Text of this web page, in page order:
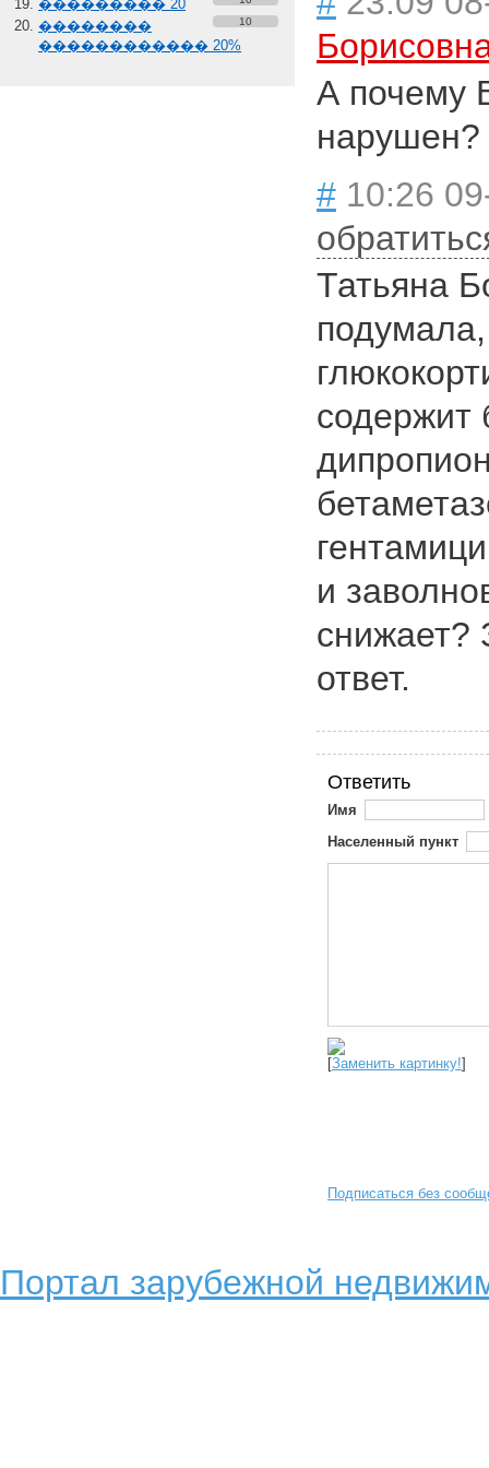
��������� 20
��������
������������ 20%
10
А почему
нарушен?
# 10:26
Татьяна
содержит
и
снижает?
ответ.
Ответить
Имя
Населенный пункт
[Заменить картинку!]
Подписаться без
Портал зарубежной